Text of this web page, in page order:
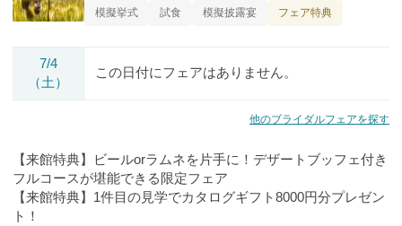
模擬挙式 試食 模擬披露宴 フェア特典
7/4
（土）
この日付にフェアはありません。
他のブライダルフェアを探す
【来館特典】ビールorラムネを片手に！デザートブッフェ付き
フルコースが堪能できる限定フェア
【来館特典】1件目の見学でカタログギフト8000円分プレゼン
ト！